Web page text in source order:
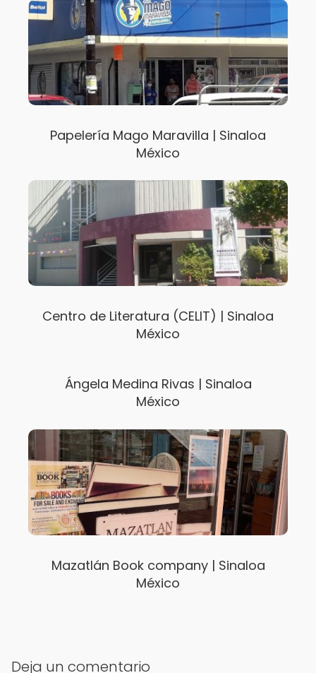
Papelería Mago Maravilla | Sinaloa
México
Centro de Literatura (CELIT) | Sinaloa
México
Ángela Medina Rivas | Sinaloa
México
Mazatlán Book company | Sinaloa
México
Deja un comentario